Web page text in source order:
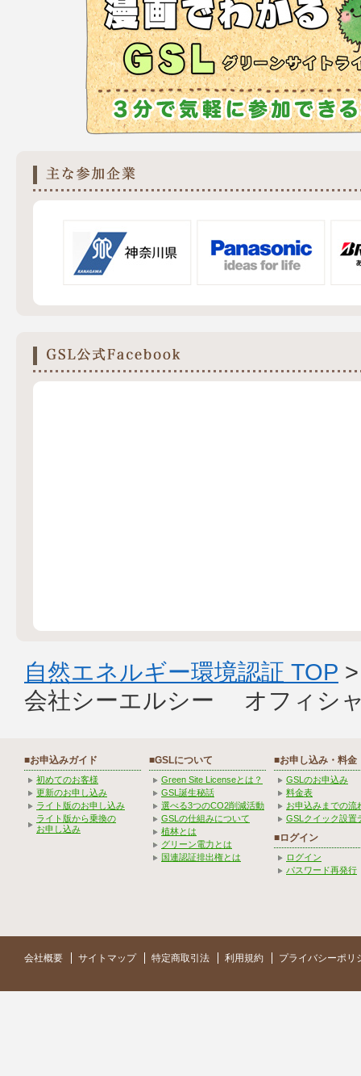
自然エネルギー環境認証 TOP
会社シーエルシー オフィシ
■お申込みガイド
初めてのお客様
更新のお申し込み
ライト版のお申し込み
ライト版から乗換の
お申し込み
■GSLについて
Green Site Licenseとは？
GSL誕生秘話
選べる3つのCO2削減活動
GSLの仕組みについて
植林とは
グリーン電力とは
国連認証排出権とは
■お申し込み・料金
GSLのお申込み
料金表
お申込みまでの流
GSLクイック設置
■ログイン
ログイン
パスワード再発行
会社概要 サイトマップ 特定商取引法 利用規約 プライバシーポリ